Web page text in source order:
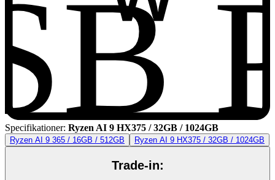
Specifikationer: Ryzen AI 9 HX375 / 32GB / 1024GB
Ryzen AI 9 365 / 16GB / 512GB Ryzen AI 9 HX375 / 32GB / 1024GB
Trade-in: